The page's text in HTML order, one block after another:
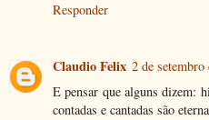
Responder
Claudio Felix 2 de
E pensar que alguns dizem:
contadas e cantadas são